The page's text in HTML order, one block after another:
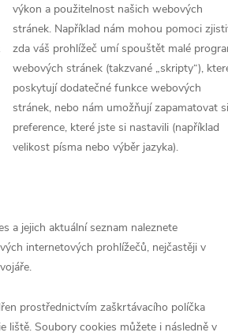
výkon a použitelnost našich webových
stránek. Například nám mohou pomoci
zda váš prohlížeč umí spouštět malé
webových stránek (takzvané „skripty“),
poskytují dodatečné funkce webových
stránek, nebo nám umožňují zapamatovat si
preference, které jste si nastavili (například
velikost písma nebo výběr jazyka).
a jejich aktuální seznam naleznete
internetových prohlížečů, nejčastěji v
prostřednictvím zaškrtávacího políčka
liště. Soubory cookies můžete i následně v